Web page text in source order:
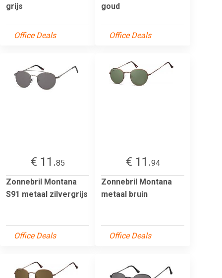
grijs
Office Deals
goud
Office Deals
€ 11.85
Zonnebril Montana
S91 metaal zilvergrijs
Office Deals
€ 11.94
Zonnebril Montana
metaal bruin
Office Deals